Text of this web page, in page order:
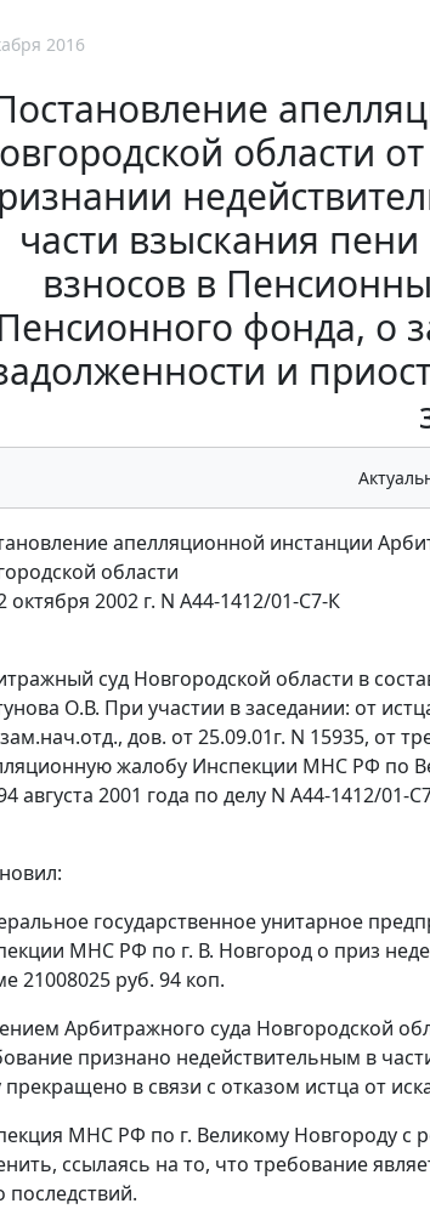
2016
области
части взыскания
взносов в
Пенсионного фонда, о
и
апелляционной инстанции
области
октября 2002 г. N А44-1412/01-С7-К
суд Новгородской области в
О.В. При участии в заседании: от
дов. от 25.09.01г. N 15935, от
жалобу Инспекции МНС РФ по
августа 2001 года по делу N А44-1412/
государственное унитарное
МНС РФ по г. В. Новгород о приз
21008025 руб. 94 коп.
Арбитражного суда Новгородской
признано недействительным в
прекращено в связи с отказом истца от
МНС РФ по г. Великому Новгороду с
ссылаясь на то, что требование
последствий.